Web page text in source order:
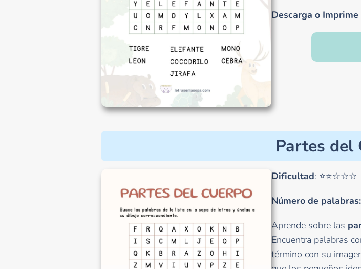
Descarga o
Partes del
Dificultad: ⭐⭐☆☆☆
Número de palabras:
Aprende sobre las
Encuentra palabras
término con su